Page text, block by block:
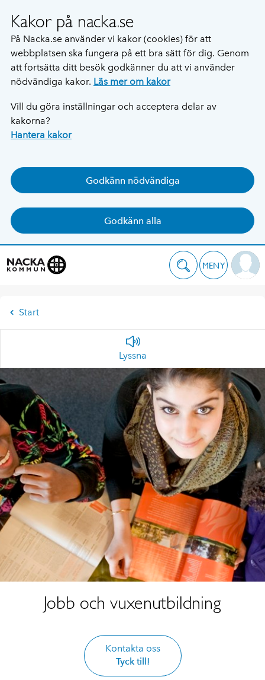
Kakor på nacka.se
På Nacka.se använder vi kakor (cookies) för att
webbplatsen ska fungera på ett bra sätt för dig. Genom
att fortsätta ditt besök godkänner du att vi använder
nödvändiga kakor. Läs mer om kakor
Vill du göra inställningar och acceptera delar av
kakorna?
Hantera kakor
Godkänn nödvändiga
Godkänn alla
MENY
Start
Lyssna
Jobb och vuxenutbildning
Kontakta oss
Tyck till!